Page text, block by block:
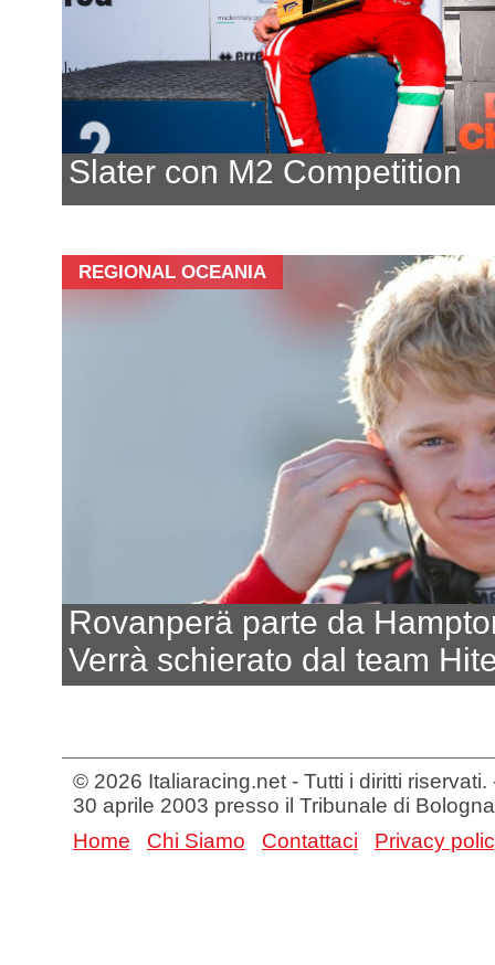
Slater con M2 Competition
REGIONAL OCEANIA
Rovanperä parte da
Verrà schierato dal team
© 2026 Italiaracing.net - Tutti i diritti
30 aprile 2003 presso il Tribunale di Bologna
Home
Chi Siamo Contattaci Privacy